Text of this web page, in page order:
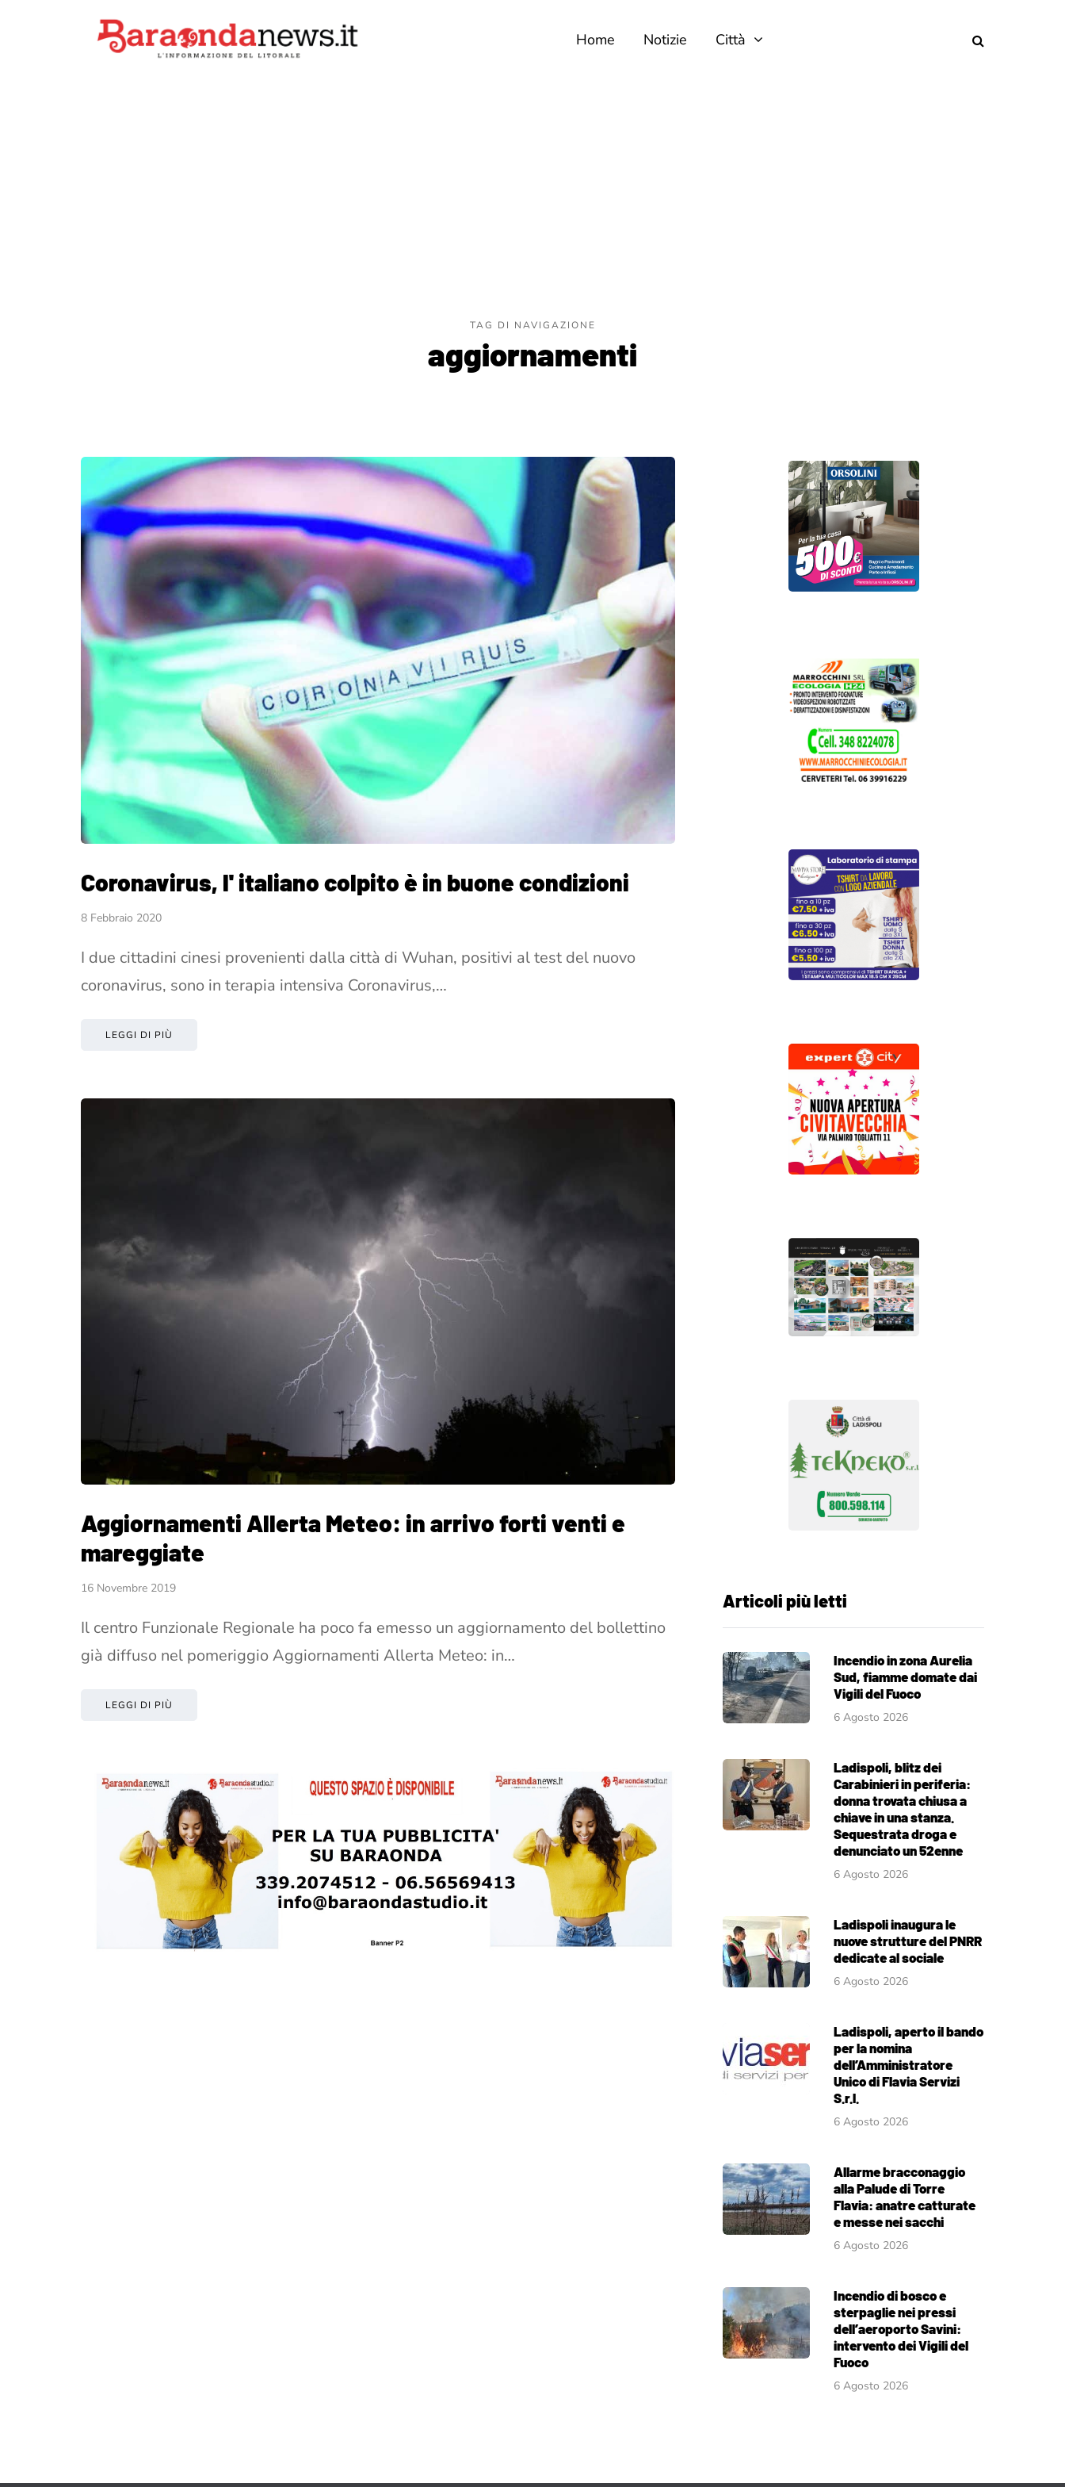
Home Notizie Città
TAG DI NAVIGAZIONE
aggiornamenti
Coronavirus, l' italiano colpito è in buone condizioni
8 Febbraio 2020
I due cittadini cinesi provenienti dalla città di Wuhan, positivi al test del nuovo
coronavirus, sono in terapia intensiva Coronavirus,…
LEGGI DI PIÙ
Aggiornamenti Allerta Meteo: in arrivo forti venti e
mareggiate
16 Novembre 2019
Il centro Funzionale Regionale ha poco fa emesso un aggiornamento del bollettino
già diffuso nel pomeriggio Aggiornamenti Allerta Meteo: in…
LEGGI DI PIÙ
Articoli più letti
Incendio in zona Aurelia
Sud, fiamme domate dai
Vigili del Fuoco
6 Agosto 2026
Ladispoli, blitz dei
Carabinieri in periferia:
donna trovata chiusa a
chiave in una stanza.
Sequestrata droga e
denunciato un 52enne
6 Agosto 2026
Ladispoli inaugura le
nuove strutture del PNRR
dedicate al sociale
6 Agosto 2026
Ladispoli, aperto il bando
per la nomina
dell’Amministratore
Unico di Flavia Servizi
S.r.l.
6 Agosto 2026
Allarme bracconaggio
alla Palude di Torre
Flavia: anatre catturate
e messe nei sacchi
6 Agosto 2026
Incendio di bosco e
sterpaglie nei pressi
dell’aeroporto Savini:
intervento dei Vigili del
Fuoco
6 Agosto 2026